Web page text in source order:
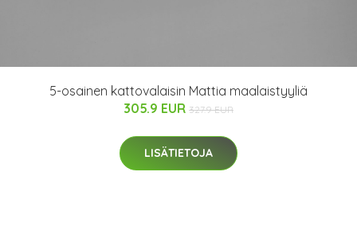
5-osainen kattovalaisin Mattia maalaistyyliä
305.9 EUR 327.9 EUR
LISÄTIETOJA